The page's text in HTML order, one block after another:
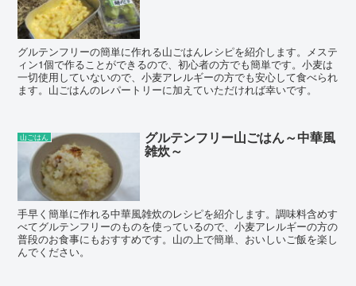
グルテンフリーの簡単に作れる山ごはんレシピを紹介します。メステ
ィン1個で作ることができるので、初心者の方でも簡単です。小麦は
一切使用していないので、小麦アレルギーの方でも安心して食べられ
ます。山ごはんのレパートリーに加えていただければ幸いです。
山ごはん グルテンフリー山ごはん～中華風
雑炊～
手早く簡単に作れる中華風雑炊のレシピを紹介します。調味料含めす
べてグルテンフリーのものを使っているので、小麦アレルギーの方の
普段のお食事にもおすすめです。山の上で簡単、おいしいご飯を楽し
んでください。